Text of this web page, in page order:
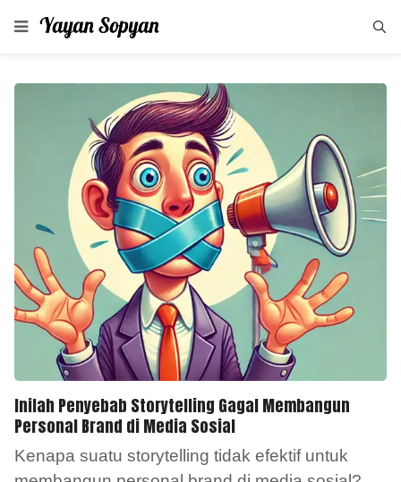
Inilah Penyebab Storytelling Gagal Membangun
Personal Brand di Media Sosial
Kenapa suatu storytelling tidak efektif untuk